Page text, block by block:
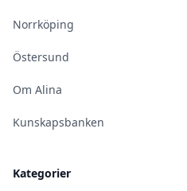
Norrköping
Östersund
Om Alina
Kunskapsbanken
Kategorier